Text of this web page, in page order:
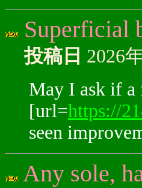
Superficial
投稿日 2026
May I ask if a
[url=https://
seen
Any sole,